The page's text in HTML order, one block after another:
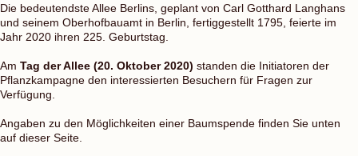
Die bedeutendste Allee Berlins, geplant von Carl Gotthard Langhans
und seinem Oberhofbauamt in Berlin, fertiggestellt 1795, feierte im
Jahr 2020 ihren 225. Geburtstag.
Am Tag der Allee (20. Oktober 2020) standen die Initiatoren der
Pflanzkampagne den interessierten Besuchern für Fragen zur
Verfügung.
Angaben zu den Möglichkeiten einer Baumspende finden Sie unten
auf dieser Seite.